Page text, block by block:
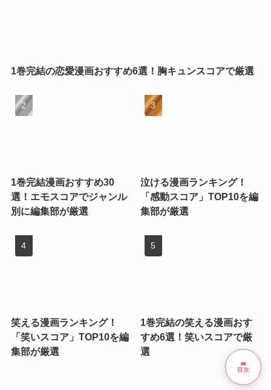
1巻完結の恋愛漫画おすすめ6選！胸キュンスコアで厳選
1巻完結漫画おすすめ30
選！エモスコアでジャンル
別に編集部が厳選
泣ける漫画ランキング！
「感動スコア」TOP10を編
集部が厳選
笑える漫画ランキング！
「笑いスコア」TOP10を編
集部が厳選
1巻完結の笑える漫画おす
すめ6選！笑いスコアで厳
選
list
目次